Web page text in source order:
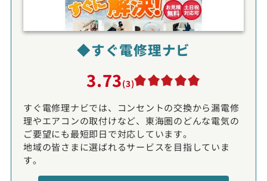
◆すぐ電修理ナビ
3.73(3)
すぐ電修理ナビでは、コンセントの交換から漏電修
理やエアコンの取付けなど、東海圏のどんな電気の
ご要望にも最短即日で対応しています。
地域の皆さまに選ばれるサービスを目指していま
す。